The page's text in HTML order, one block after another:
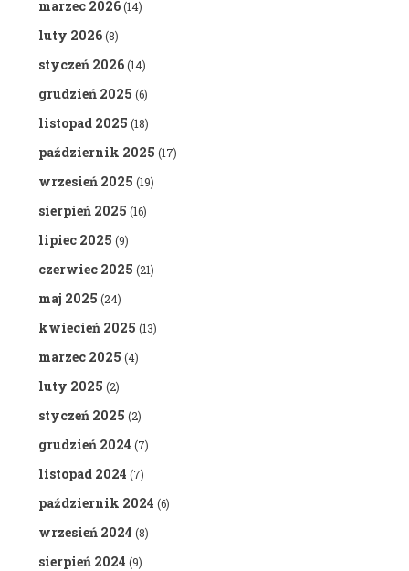
marzec 2026(14)
luty 2026(8)
styczeń 2026(14)
grudzień 2025 (6)
listopad 2025 (18)
październik 2025 (17)
wrzesień 2025 (19)
sierpień 2025 (16)
lipiec 2025 (9)
czerwiec 2025 (21)
maj 2025 (24)
kwiecień 2025 (13)
marzec 2025 (4)
luty 2025 (2)
styczeń 2025 (2)
grudzień 2024 (7)
listopad 2024 (7)
październik 2024 (6)
wrzesień 2024 (8)
sierpień 2024 (9)